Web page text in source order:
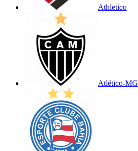
Athletico
Atlético-MG